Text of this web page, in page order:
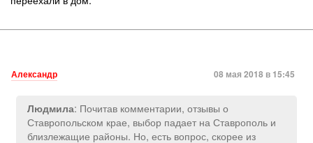
Александр 08 мая 2018 в 15:45
Людмила: Почитав комментарии, отзывы о
Ставропольском крае, выбор падает на Ставрополь и
близлежащие районы. Но, есть вопрос, скорее из